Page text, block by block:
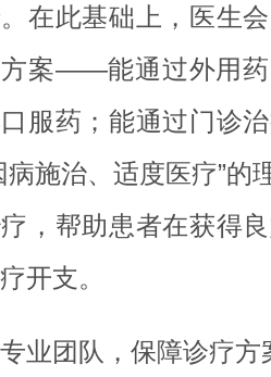
在此基础上，医生
案——能通过外用药
服药；能通过门诊
病施治、适度医疗”的
，帮助患者在获得
开支。
专业团队，保障诊疗方